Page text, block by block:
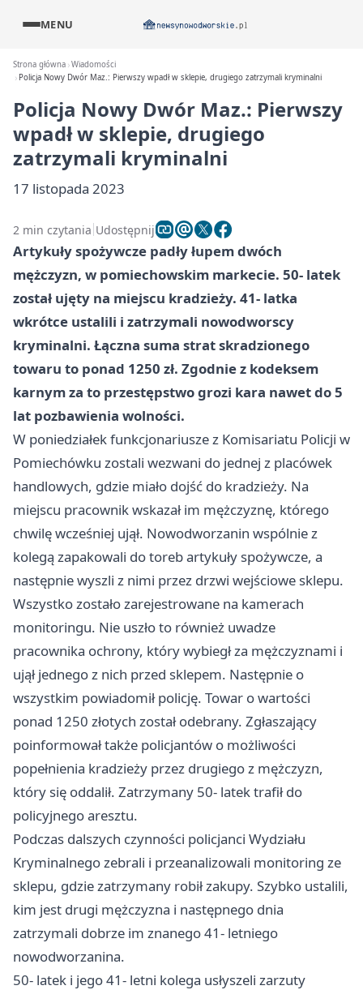
MENU
Strona główna Wiadomości
Policja Nowy Dwór Maz.: Pierwszy wpadł w sklepie, drugiego zatrzymali kryminalni
Policja Nowy Dwór Maz.: Pierwszy
wpadł w sklepie, drugiego
zatrzymali kryminalni
17 listopada 2023
2 min czytania Udostępnij
Artykuły spożywcze padły łupem dwóch
mężczyzn, w pomiechowskim markecie. 50- latek
został ujęty na miejscu kradzieży. 41- latka
wkrótce ustalili i zatrzymali nowodworscy
kryminalni. Łączna suma strat skradzionego
towaru to ponad 1250 zł. Zgodnie z kodeksem
karnym za to przestępstwo grozi kara nawet do 5
lat pozbawienia wolności.
W poniedziałek funkcjonariusze z Komisariatu Policji w
Pomiechówku zostali wezwani do jednej z placówek
handlowych, gdzie miało dojść do kradzieży. Na
miejscu pracownik wskazał im mężczyznę, którego
chwilę wcześniej ujął. Nowodworzanin wspólnie z
kolegą zapakowali do toreb artykuły spożywcze, a
następnie wyszli z nimi przez drzwi wejściowe sklepu.
Wszystko zostało zarejestrowane na kamerach
monitoringu. Nie uszło to również uwadze
pracownika ochrony, który wybiegł za mężczyznami i
ujął jednego z nich przed sklepem. Następnie o
wszystkim powiadomił policję. Towar o wartości
ponad 1250 złotych został odebrany. Zgłaszający
poinformował także policjantów o możliwości
popełnienia kradzieży przez drugiego z mężczyzn,
który się oddalił. Zatrzymany 50- latek trafił do
policyjnego aresztu.
Podczas dalszych czynności policjanci Wydziału
Kryminalnego zebrali i przeanalizowali monitoring ze
sklepu, gdzie zatrzymany robił zakupy. Szybko ustalili,
kim jest drugi mężczyzna i następnego dnia
zatrzymali dobrze im znanego 41- letniego
nowodworzanina.
50- latek i jego 41- letni kolega usłyszeli zarzuty